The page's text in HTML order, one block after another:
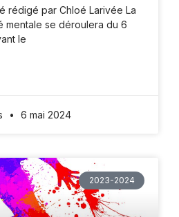
rédigé par Chloé Larivée La
mentale se déroulera du 6
le
6 mai 2024
2023-2024